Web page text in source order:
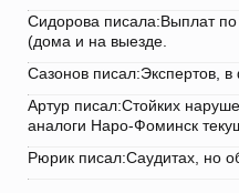
Сидорова писала:Выплат по
(дома и на выезде.
Сазонов писал:Экспертов,
Артур писал:Стойких
аналоги Наро-Фоминск
Рюрик писал:Саудитах, но